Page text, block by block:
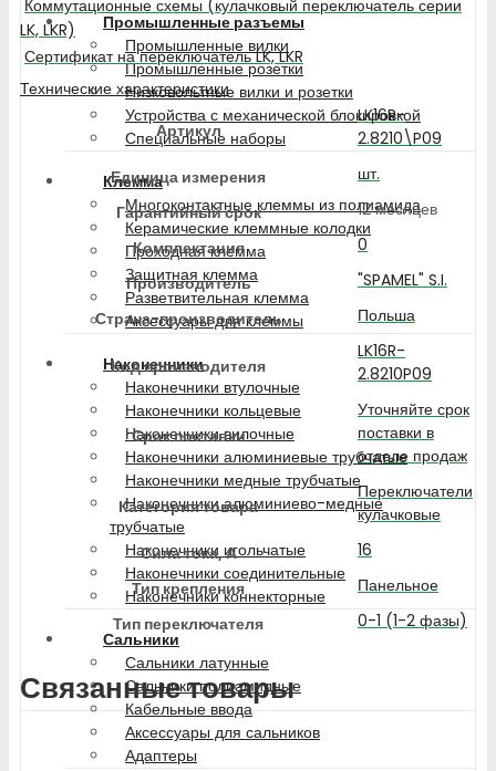
Промышленные разъемы
Промышленные вилки
Промышленные розетки
Низковольтные вилки и розетки
Устройства с механической блокировкой
Специальные наборы
Клемма
Многоконтактные клеммы из полиамида
Керамические клеммные колодки
Проходная клемма
Защитная клемма
Разветвительная клемма
Аксессуары для клеммы
Наконечники
Наконечники втулочные
Наконечники кольцевые
Наконечники вилочные
Наконечники алюминиевые трубчатые
Наконечники медные трубчатые
Наконечники алюминиево-медные
трубчатые
Наконечники игольчатые
Наконечники соединительные
Наконечники коннекторные
Сальники
Сальники латунные
Сальники полиамидные
Кабельные ввода
Аксессуары для сальников
Адаптеры
Коммутационные схемы (кулачковый переключатель серии
LK, LKR)
Сертификат на переключатель LK, LKR
Технические характеристики
Артикул
LK16R-
2.8210\P09
Единица измерения
шт.
Гарантийный срок
12 месяцев
Комплектация
0
Производитель
"SPAMEL" S.I.
Страна-производитель
Польша
Код производителя
LK16R-
2.8210P09
Срок поставки
Уточняйте срок
поставки в
отделе продаж
Категория товара
Переключатели
кулачковые
Сила тока, А
16
Тип крепления
Панельное
Тип переключателя
0-1 (1-2 фазы)
Связанные товары